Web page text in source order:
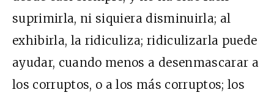
suprimirla, ni siquiera disminuirla; al
exhibirla, la ridiculiza; ridiculizarla puede
ayudar, cuando menos a desenmascarar a
los corruptos, o a los más corruptos; los